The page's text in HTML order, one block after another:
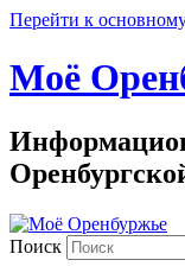
Перейти к
Моё
Поиск